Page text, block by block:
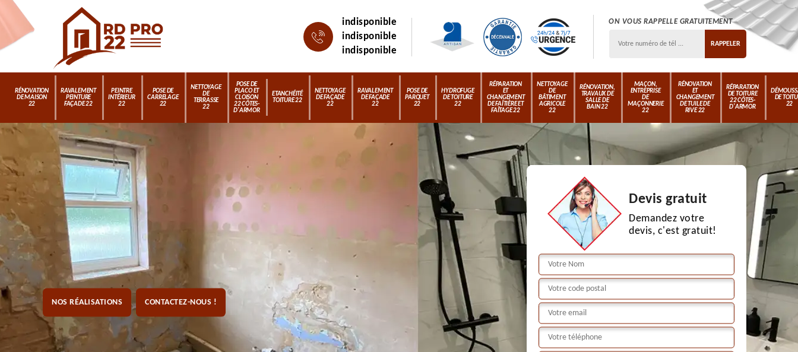
indisponible
indisponible
indisponible
ON VOUS RAPPELLE GRATUITEMENT
RÉNOVATION
DE MAISON
22
RAVALEMENT
PEINTURE
FAÇADE 22
PEINTRE
INTÉRIEUR
22
POSE DE
CARRELAGE
22
NETTOYAGE
DE
TERRASSE
22
POSE DE
PLACO ET
CLOISON
22 CÔTES-
D'ARMOR
ETANCHÉITÉ
TOITURE 22
NETTOYAGE
DE FAÇADE
22
RAVALEMENT
DE FAÇADE
22
POSE DE
PARQUET
22
HYDROFUGE
DE TOITURE
22
RÉPARATION
ET
CHANGEMENT
DE FAÎTIÈRE ET
FAÎTAGE 22
NETTOYAGE
DE
BÂTIMENT
AGRICOLE
22
RÉNOVATION,
TRAVAUX DE
SALLE DE
BAIN 22
MAÇON,
ENTREPRISE
DE
MAÇONNERIE
22
RÉNOVATION
ET
CHANGEMENT
DE TUILE DE
RIVE 22
RÉPARATION
DE TOITURE
22 CÔTES-
D'ARMOR
DE
22
NOS RÉALISATIONS CONTACTEZ-NOUS !
Devis gratuit
Demandez votre
devis, c'est gratuit!